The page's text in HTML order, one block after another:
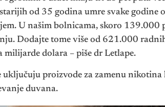
od 35 godina umre svake godine
U našim bolnicama, skoro 139.000
Dodajte tome više od 621.000
milijarde dolara – piše dr Letlape.
proizvode za zamenu nikotina
duvana.